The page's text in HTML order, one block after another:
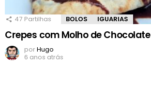
47 Partilhas BOLOS IGUARIAS
Crepes com Molho de Chocolate
porHugo
6 anos atrás